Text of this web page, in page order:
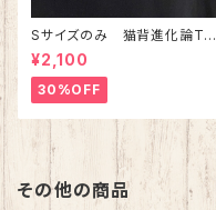
Sサイズのみ 猫背進化論Tシ
ャツ ブラック 綿100%
¥2,100
30%OFF
その他の商品